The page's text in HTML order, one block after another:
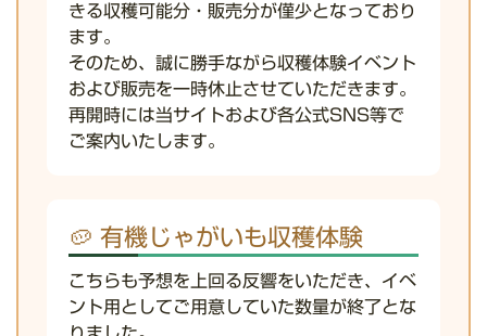
きる収穫可能分・販売分が僅少となっており
ます。
そのため、誠に勝手ながら収穫体験イベント
および販売を一時休止させていただきます。
再開時には当サイトおよび各公式SNS等で
ご案内いたします。
🥔 有機じゃがいも収穫体験
こちらも予想を上回る反響をいただき、イベ
ント用としてご用意していた数量が終了とな
りました。